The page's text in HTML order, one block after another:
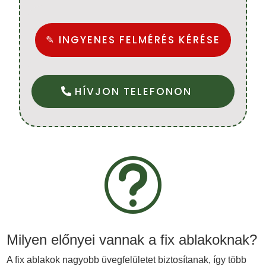
✎ INGYENES FELMÉRÉS KÉRÉSE
HÍVJON TELEFONON
t
Milyen előnyei vannak a fix ablakoknak?
A fix ablakok nagyobb üvegfelületet biztosítanak, így több